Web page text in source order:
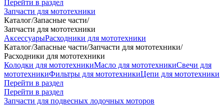
Перейти в раздел
Запчасти для мототехники
Каталог/Запасные части/
Запчасти для мототехники
АксессуарыРасходники для мототехники
Каталог/Запасные части/Запчасти для мототехники/
Расходники для мототехники
Колодки для мототехникиМасло для мототехникиСвечи для
мототехникиФильтры для мототехникиЦепи для мототехники
Перейти в раздел
Перейти в раздел
Запчасти для подвесных лодочных моторов